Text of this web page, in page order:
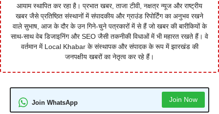
आयाम स्थापित कर रहा है। प्रभात खबर, ताजा टीवी, नक्षत्र न्यूज और राष्ट्रीय
खबर जैसे प्रतिष्ठित संस्थानों में संपादकीय और ग्राउंड रिपोर्टिंग का अनुभव रखने
वाले सुभाष, आज के दौर के उन गिने-चुने पत्रकारों में से हैं जो खबर की बारीकियों के
साथ-साथ वेब डिजाइनिंग और SEO जैसी तकनीकी विधाओं में भी महारत रखते हैं। वे
वर्तमान में Local Khabar के संस्थापक और संपादक के रूप में झारखंड की
जनपक्षीय खबरों का नेतृत्व कर रहे हैं।
Join WhatsApp Join Now